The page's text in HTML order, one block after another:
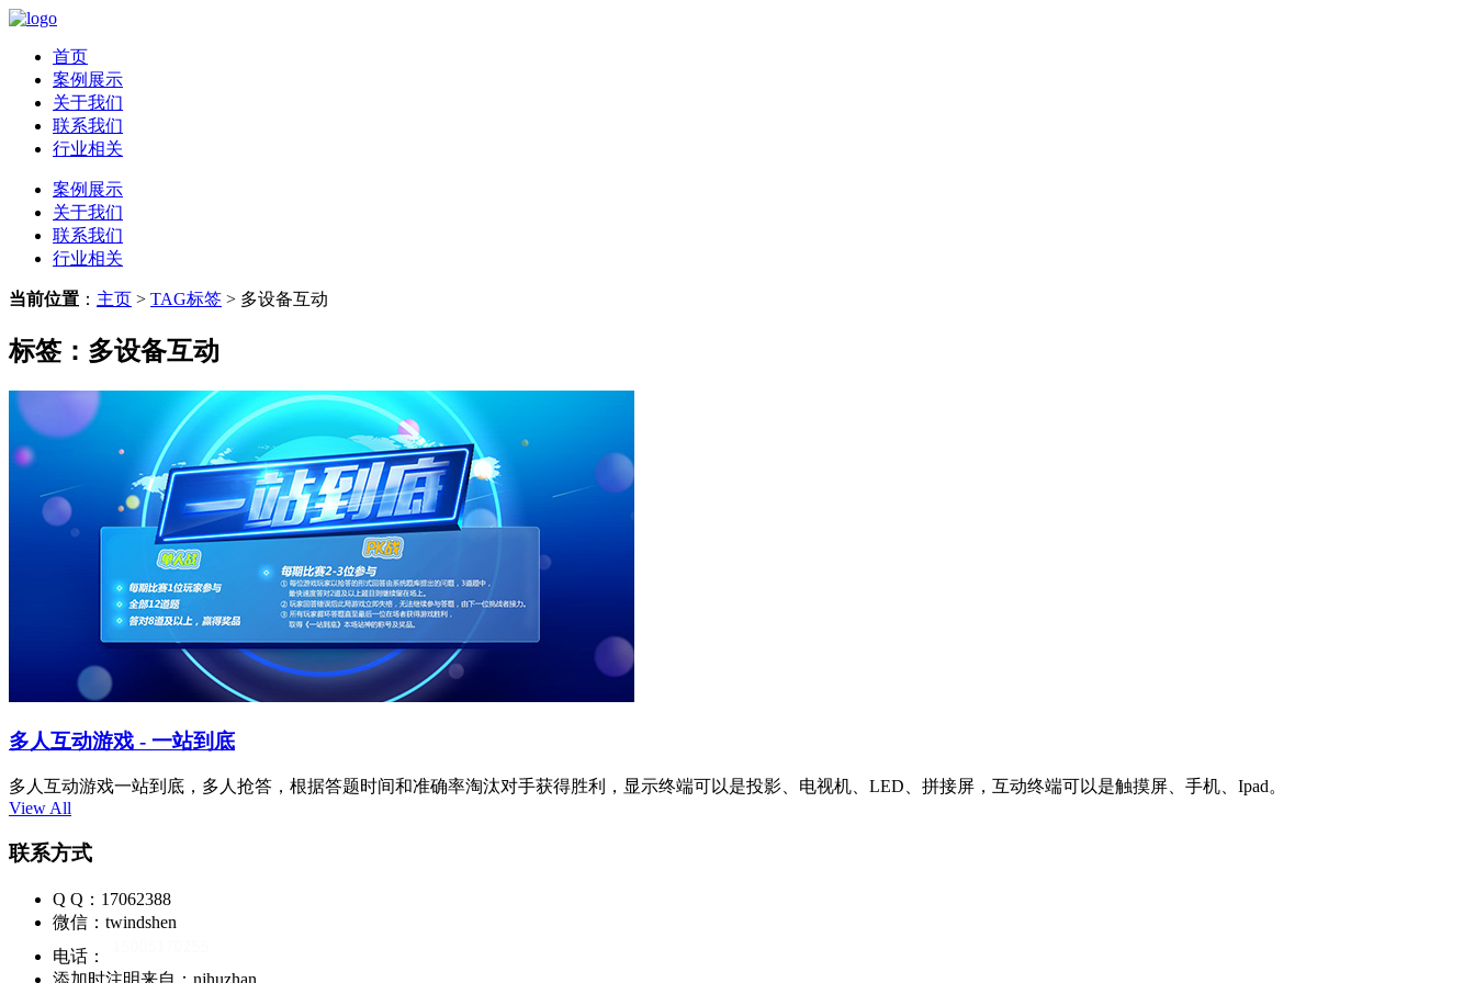
首页
案例展示
关于我们
联系我们
行业相关
案例展示
关于我们
联系我们
行业相关
当前位置 ： 主页 > TAG标签 > 多设备互动
标签：多设备互动
多人互动游戏 - 一站到底
多人互动游戏一站到底，多人抢答，根据答题时间和准确率淘汰对手获得胜利，显示终端可以是投影、电视机、LED、拼接屏，互动终端可以是触摸屏、手机、Ipad。
View All
联系方式
Q Q：17062388
微信：twindshen
电话：
添加时注明来自：njhuzhan